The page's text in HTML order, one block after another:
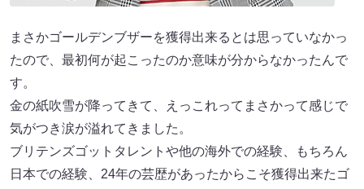
まさかゴールデンブザーを獲得出来るとは思っていなかっ
たので、最初何が起こったのか意味が分からなかったんで
す。
金の紙吹雪が降ってきて、えっこれってまさかって感じで
気がつき涙が溢れてきました。
ブリテンズゴットタレントや他の海外での経験、もちろん
日本での経験、24年の芸歴があったからこそ獲得出来たゴ